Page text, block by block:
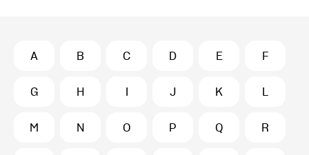
A B C D E F
G H I J K L
M N O P Q R